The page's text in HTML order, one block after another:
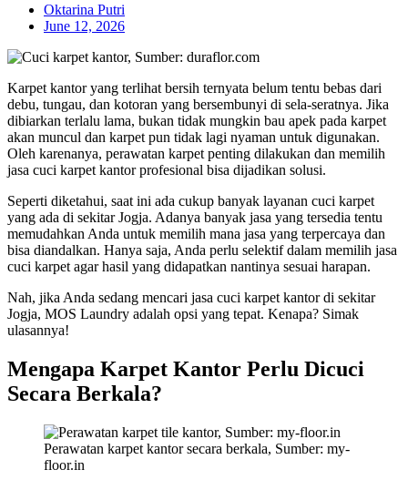
Oktarina Putri
June 12, 2026
Karpet kantor yang terlihat bersih ternyata belum tentu bebas dari
debu, tungau, dan kotoran yang bersembunyi di sela-seratnya. Jika
dibiarkan terlalu lama, bukan tidak mungkin bau apek pada karpet
akan muncul dan karpet pun tidak lagi nyaman untuk digunakan.
Oleh karenanya, perawatan karpet penting dilakukan dan memilih
jasa cuci karpet kantor profesional bisa dijadikan solusi.
Seperti diketahui, saat ini ada cukup banyak layanan cuci karpet
yang ada di sekitar Jogja. Adanya banyak jasa yang tersedia tentu
memudahkan Anda untuk memilih mana jasa yang terpercaya dan
bisa diandalkan. Hanya saja, Anda perlu selektif dalam memilih jasa
cuci karpet agar hasil yang didapatkan nantinya sesuai harapan.
Nah, jika Anda sedang mencari jasa cuci karpet kantor di sekitar
Jogja, MOS Laundry adalah opsi yang tepat. Kenapa? Simak
ulasannya!
Mengapa Karpet Kantor Perlu Dicuci
Secara Berkala?
Perawatan karpet kantor secara berkala, Sumber: my-
floor.in